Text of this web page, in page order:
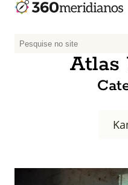
P
p
Atlas